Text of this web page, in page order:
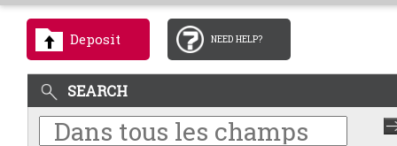
Deposit NEED HELP?
SEARCH